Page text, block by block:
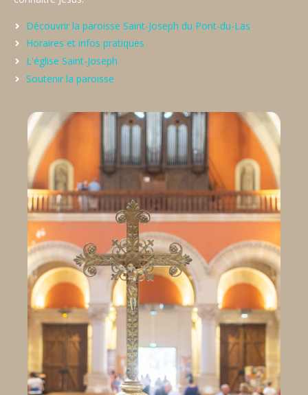
Découvrir la paroisse Saint-Joseph du Pont-du-Las
Horaires et infos pratiques
L'église Saint-Joseph
Soutenir la paroisse